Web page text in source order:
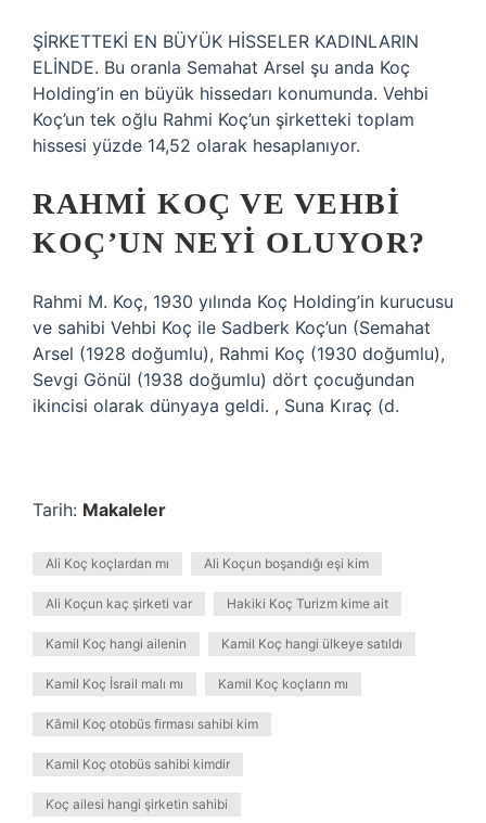
ŞİRKETTEKİ EN BÜYÜK HİSSELER KADINLARIN
ELİNDE. Bu oranla Semahat Arsel şu anda Koç
Holding’in en büyük hissedarı konumunda. Vehbi
Koç’un tek oğlu Rahmi Koç’un şirketteki toplam
hissesi yüzde 14,52 olarak hesaplanıyor.
RAHMI KOÇ VE VEHBI
KOÇ’UN NEYI OLUYOR?
Rahmi M. Koç, 1930 yılında Koç Holding’in kurucusu
ve sahibi Vehbi Koç ile Sadberk Koç’un (Semahat
Arsel (1928 doğumlu), Rahmi Koç (1930 doğumlu),
Sevgi Gönül (1938 doğumlu) dört çocuğundan
ikincisi olarak dünyaya geldi. , Suna Kıraç (d.
Tarih: Makaleler
Ali Koç koçlardan mı Ali Koçun boşandığı eşi kim
Ali Koçun kaç şirketi var Hakiki Koç Turizm kime ait
Kamil Koç hangi ailenin Kamil Koç hangi ülkeye satıldı
Kamil Koç İsrail malı mı Kamil Koç koçların mı
Kâmil Koç otobüs firması sahibi kim
Kamil Koç otobüs sahibi kimdir
Koç ailesi hangi şirketin sahibi